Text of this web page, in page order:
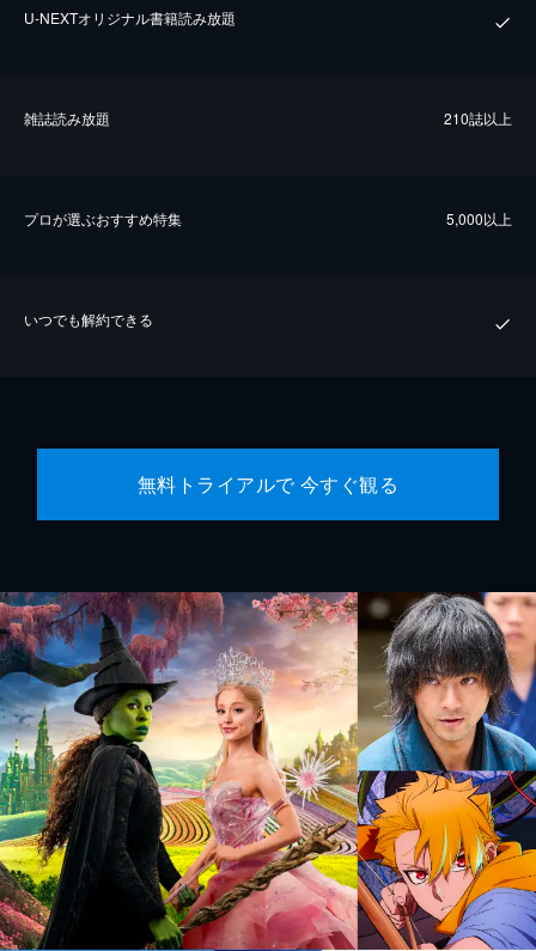
U-NEXTオリジナル書籍読み放題
雑誌読み放題 210誌以上
プロが選ぶおすすめ特集 5,000以上
いつでも解約できる
無料トライアルで 今すぐ観る